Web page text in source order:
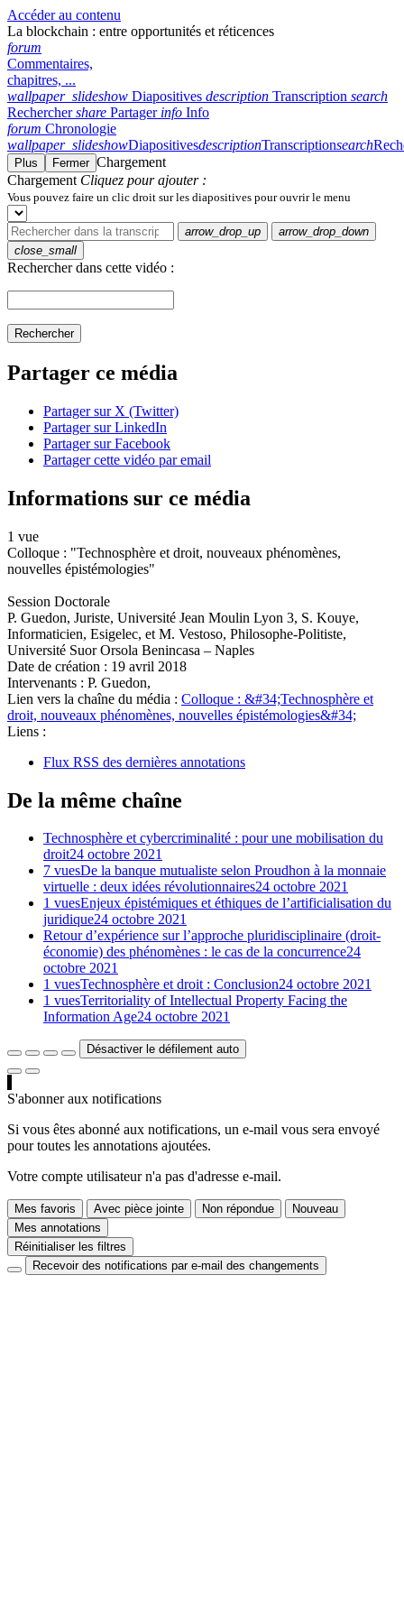
Accéder au contenu
La blockchain : entre opportunités et réticences
forum
Commentaires,
chapitres, ...
wallpaper_slideshow Diapositives description Transcription search
Rechercher share Partager info Info
forum Chronologie
wallpaper_slideshowDiapositivesdescriptionTranscriptionsearch
Plus Fermer Chargement
Chargement Cliquez pour ajouter :
Vous pouvez faire un clic droit sur les diapositives pour ouvrir le menu
arrow_drop_up
arrow_drop_down
close_small
Rechercher dans cette vidéo :
Rechercher
Partager ce média
Partager sur X (Twitter)
Partager sur LinkedIn
Partager sur Facebook
Partager cette vidéo par email
Informations sur ce média
1 vue
Colloque : "Technosphère et droit, nouveaux phénomènes,
nouvelles épistémologies"
Session Doctorale
P. Guedon, Juriste, Université Jean Moulin Lyon 3, S. Kouye,
Informaticien, Esigelec, et M. Vestoso, Philosophe-Politiste,
Université Suor Orsola Benincasa – Naples
Date de création : 19 avril 2018
Intervenants : P. Guedon,
Lien vers la chaîne du média : Colloque : &#34;Technosphère et
droit, nouveaux phénomènes, nouvelles épistémologies&#34;
Liens :
Flux RSS des dernières annotations
De la même chaîne
Technosphère et cybercriminalité : pour une mobilisation du
droit24 octobre 2021
7 vuesDe la banque mutualiste selon Proudhon à la monnaie
virtuelle : deux idées révolutionnaires24 octobre 2021
1 vuesEnjeux épistémiques et éthiques de l’artificialisation du
juridique24 octobre 2021
Retour d’expérience sur l’approche pluridisciplinaire (droit-
économie) des phénomènes : le cas de la concurrence24
octobre 2021
1 vuesTechnosphère et droit : Conclusion24 octobre 2021
1 vuesTerritoriality of Intellectual Property Facing the
Information Age24 octobre 2021
Désactiver le défilement auto
S'abonner aux notifications
Si vous êtes abonné aux notifications, un e-mail vous sera envoyé
pour toutes les annotations ajoutées.
Votre compte utilisateur n'a pas d'adresse e-mail.
Mes favoris Avec pièce jointe Non répondue
Nouveau
Mes annotations
Réinitialiser les filtres
Recevoir des notifications par e-mail des changements